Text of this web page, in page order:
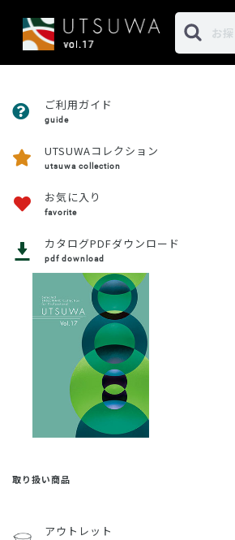
ご利用ガイド
guide
UTSUWAコレクション
utsuwa collection
お気に入り
favorite
カタログPDFダウンロード
pdf download
取り扱い商品
アウトレット